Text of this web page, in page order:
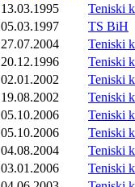
13.03.1995
Teniski
05.03.1997
TS BiH
27.07.2004
Teniski
20.12.1996
Teniski
02.01.2002
Teniski
19.08.2002
Teniski
05.10.2006
Teniski
05.10.2006
Teniski
04.08.2004
Teniski
03.01.2006
Teniski